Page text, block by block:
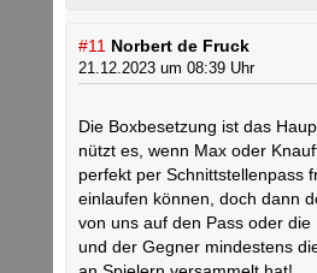
#11 Norbert de Fruck
21.12.2023 um 08:39 Uhr
Die Boxbesetzung ist das
nützt es, wenn Max oder
perfekt per Schnittstellenpass
einlaufen können, doch dann
von uns auf den Pass oder die
und der Gegner mindestens